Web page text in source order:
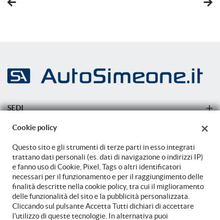
Radio DAB
674
TeleServices
6AF
Chiamata di emergenza
ConnectedDrive Services
6C4
BMW Connected Package Professional
Sedili ventilati
Sensori di parcheggio posteriori
Servosterzo
Navigatore satellitare
Sistema di parcheggio automatico
Sistema di riconoscimento della stanchezza
Sistema di visione notturna
Sound system
Specchietti laterali elettrici
Specchietto retrovisore con funzione antiabbagliamento
SEDI
Azienda
TORNA IN CIMA
Cookie policy
Questo sito e gli strumenti di terze parti in esso integrati
trattano dati personali (es. dati di navigazione o indirizzi IP)
e fanno uso di Cookie, Pixel, Tags o altri identificatori
necessari per il funzionamento e per il raggiungimento delle
finalità descritte nella cookie policy, tra cui il miglioramento
delle funzionalità del sito e la pubblicità personalizzata.
Cliccando sul pulsante Accetta Tutti dichiari di accettare
l'utilizzo di queste tecnologie. In alternativa puoi